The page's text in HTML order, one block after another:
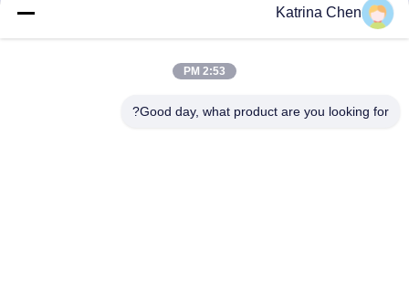
brake02@teibrakes.com
اشترك في نشرتنا الإخبارية للحصول على خصومات وأكثر.
Katrina Chen
2:53 PM
Good day, what product are you looking for?